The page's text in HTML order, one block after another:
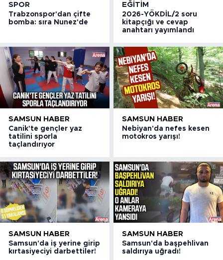
SPOR
Trabzonspor'dan çifte
bomba: sıra Nunez'de
EĞITIM
2026-YÖKDİL/2 soru
kitapçığı ve cevap
anahtarı yayımlandı
SAMSUN HABER
Canik'te gençler yaz
tatilini sporla
taçlandırıyor
SAMSUN HABER
Nebiyan'da nefes kesen
motokros yarışı!
SAMSUN HABER
Samsun'da iş yerine girip
kırtasiyeciyi darbettiler!
SAMSUN HABER
Samsun'da başpehlivan
saldırıya uğradı!